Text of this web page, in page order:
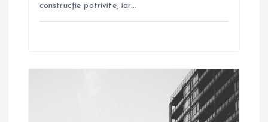
construcție potrivite, iar…